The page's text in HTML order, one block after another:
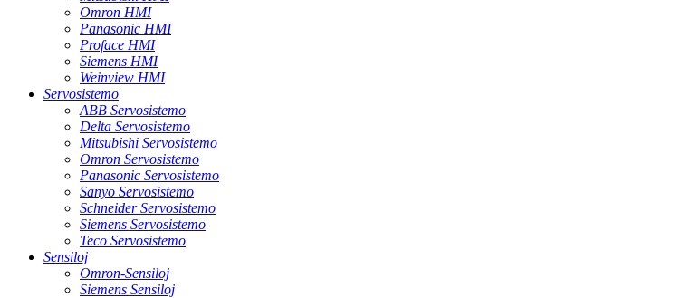
Omron HMI
Panasonic HMI
Proface HMI
Siemens HMI
Weinview HMI
Servosistemo
ABB Servosistemo
Delta Servosistemo
Mitsubishi Servosistemo
Omron Servosistemo
Panasonic Servosistemo
Sanyo Servosistemo
Schneider Servosistemo
Siemens Servosistemo
Teco Servosistemo
Sensiloj
Omron-Sensiloj
Siemens Sensiloj